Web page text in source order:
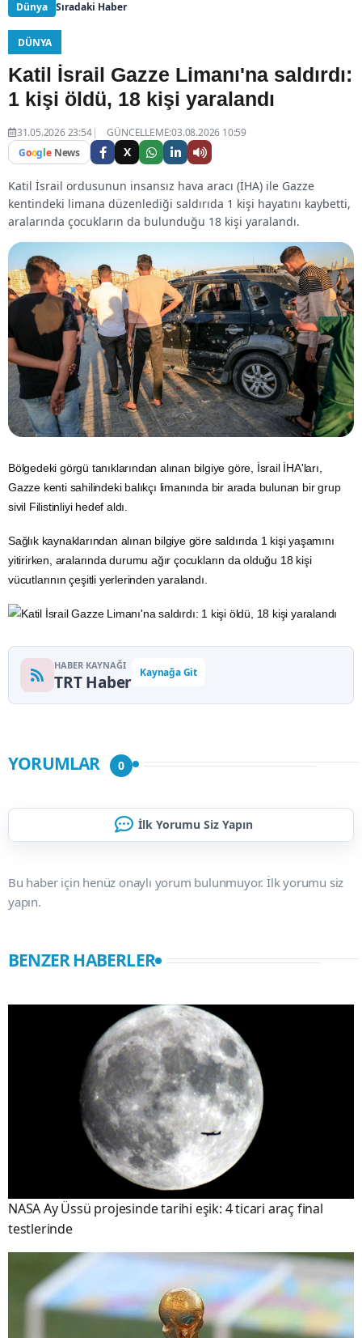
Dünya Sıradaki Haber
DÜNYA
Katil İsrail Gazze Limanı'na saldırdı:
1 kişi öldü, 18 kişi yaralandı
31.05.2026 23:54
GÜNCELLEME:03.08.2026 10:59
Google News X
Katil İsrail ordusunun insansız hava aracı (İHA) ile Gazze
kentindeki limana düzenlediği saldırıda 1 kişi hayatını kaybetti,
aralarında çocukların da bulunduğu 18 kişi yaralandı.
Bölgedeki görgü tanıklarından alınan bilgiye göre, İsrailİHA'ları,
Gazze kenti sahilindeki balıkçı limanında bir arada bulunan bir grup
sivil Filistinliyi hedef aldı.
Sağlık kaynaklarından alınan bilgiye göre saldırıda 1 kişi yaşamını
yitirirken, aralarında durumu ağır çocukların da olduğu 18 kişi
vücutlarının çeşitli yerlerinden yaralandı.
HABER KAYNAĞI
TRT Haber Kaynağa Git
YORUMLAR 0
İlk Yorumu Siz Yapın
Bu haber için henüz onaylı yorum bulunmuyor. İlk yorumu siz
yapın.
BENZER HABERLER
NASA Ay Üssü projesinde tarihi eşik: 4 ticari araç final
testlerinde